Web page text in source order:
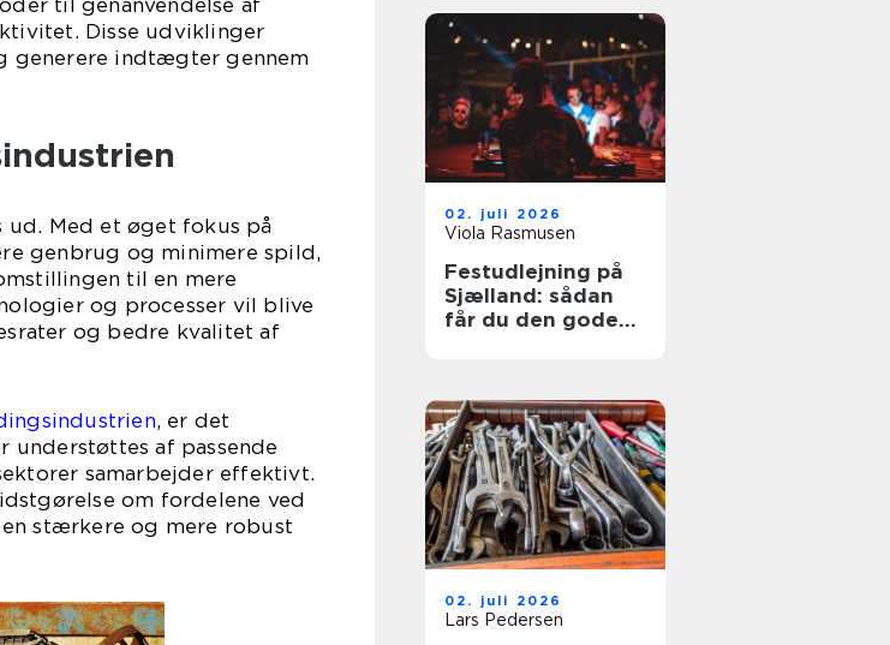
til genanvendelse af
Disse udviklinger
generere indtægter gennem
Med et øget fokus på
genbrug og minimere spild,
til en mere
og processer vil blive
og bedre kvalitet af
, er det
understøttes af passende
samarbejder effektivt.
om fordelene ved
stærkere og mere robust
02. juli 2026
Viola Rasmusen
Festudlejning på
Sjælland: sådan
får du den gode
02. juli 2026
Lars Pedersen